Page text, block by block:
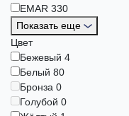
ЕМАR 330
Показать еще
Цвет
Бежевый 4
Белый 80
Бронза 0
Голубой 0